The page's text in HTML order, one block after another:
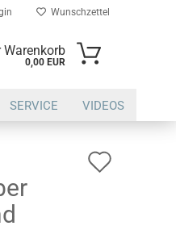
Wunschzettel
Warenkorb
0,00 EUR
SERVICE VIDEOS